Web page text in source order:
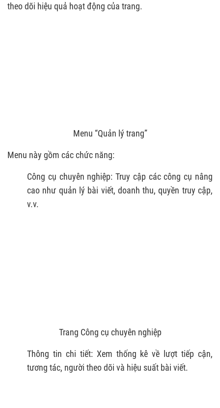
theo dõi hiệu quả hoạt động của trang.
Menu “Quản lý trang”
Menu này gồm các chức năng:
Công cụ chuyên nghiệp: Truy cập các công cụ nâng
cao như quản lý bài viết, doanh thu, quyền truy cập,
v.v.
Trang Công cụ chuyên nghiệp
Thông tin chi tiết: Xem thống kê về lượt tiếp cận,
tương tác, người theo dõi và hiệu suất bài viết.